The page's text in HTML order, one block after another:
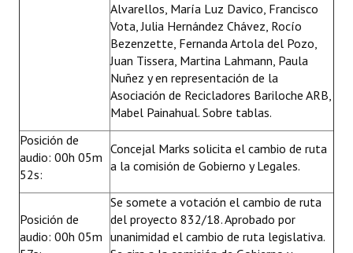
Alvarellos, María Luz Davico, Francisco
Vota, Julia Hernández Chávez, Rocío
Bezenzette, Fernanda Artola del Pozo,
Juan Tissera, Martina Lahmann, Paula
Nuñez y en representación de la
Asociación de Recicladores Bariloche ARB,
Mabel Painahual. Sobre tablas.
Posición de
audio: 00h 05m
52s:
Concejal Marks solicita el cambio de ruta
a la comisión de Gobierno y Legales.
Posición de
audio: 00h 05m
Se somete a votación el cambio de ruta
del proyecto 832/18. Aprobado por
unanimidad el cambio de ruta legislativa.